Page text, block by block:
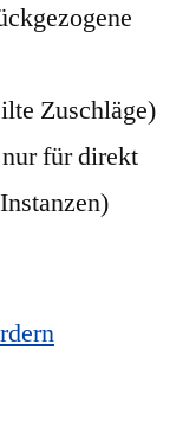
Zuschläge)
für direkt